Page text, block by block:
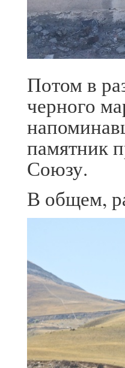
Потом в
черного
памятник
Союзу.
В общем,